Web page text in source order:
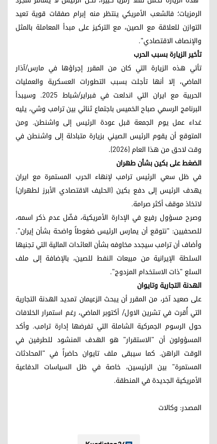
الرمزيات؛ فالشعب الأمريكي ينتظر منه إبرام صفقات قوية تعيد
التوازن للعلاقة مع الصين، مع التركيز على مبدأ المعاملة بالمثل
والإنصاف الاقتصادي".
تأخير الزيارة بسبب الحرب
تأتي هذه الزيارة التي كان من المقرر إجراؤها في مارس/آذار
الماضي، إلا أنها تأجلت بسبب التطورات العسكرية والعمليات
الحربية مع ایران التي اندلعت في فبراير/شباط 2025. وسيبدأ
البرنامج الرسمي صباح الخميس باجتماع ثنائي بين ترامب وشي، يليه
غداء عمل يوم الجمعة قبل عودة الرئيس إلى واشنطن. ومن
المتوقع أن يقوم الرئيس الصيني بزيارة متبادلة إلى واشنطن في
وقت لاحق من هذا العام (2026).
الضغط على بكين بشأن طهران
في ظل سعي الرئيس ترامب لإنهاء الحرب المستمرة مع ایران
يهدف الرئيس إلى دفع بكين (الحليف الاقتصادي الأبرز لطهران)
لاتخاذ موقف أكثر صرامة.
وصرح مسؤول رفيع في الإدارة الأمريكية، فضّل عدم ذكر اسمه،
للصحفيين: "نتوقع أن يمارس الرئيس ضغوطاً واضحة بشأن إيران".
وأضاف أن ترامب سيجدد مخاوفه بشأن العائدات المالية التي تجنيها
السلطة الإيرانية من مبيعات النفط للصين، بالإضافة إلى ملف
السلع "ذات الاستخدام المزدوج".
الهدنة التجارية وتايوان
على صعيد آخر، من المقرر أن يبحث الزعيمان تمديد الهدنة التجارية
التي أُقرت في تشرین الاول/ أكتوبر الماضي، رغم استمرار الخلافات
حول الرسوم الجمركية الشاملة التي تفرضها إدارة ترامب. وأكد
المسؤولون أن "الاستقرار" هو الهدف المنشود للطرفين في
الوقت الراهن. كما سيبقى ملف تايوان حاضراً في "المحادثات
المستمرة" بين الرئيسين، خاصة في ظل السياسات الدفاعية
الأمريكية الجديدة في المنطقة.
المصدر: وکالات